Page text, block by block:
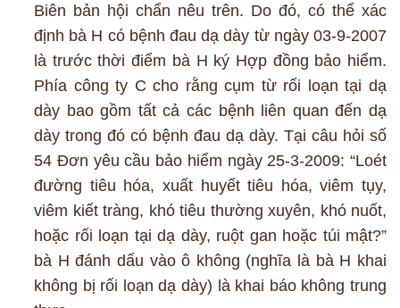
Biên bản hội chẩn nêu trên. Do đó, có thể xác
định bà H có bệnh đau dạ dày từ ngày 03-9-2007
là trước thời điểm bà H ký Hợp đồng bảo hiểm.
Phía công ty C cho rằng cụm từ rối loạn tại dạ
dày bao gồm tất cả các bệnh liên quan đến dạ
dày trong đó có bệnh đau dạ dày. Tại câu hỏi số
54 Đơn yêu cầu bảo hiểm ngày 25-3-2009: “Loét
đường tiêu hóa, xuất huyết tiêu hóa, viêm tụy,
viêm kiết tràng, khó tiêu thường xuyên, khó nuốt,
hoặc rối loạn tại dạ dày, ruột gan hoặc túi mật?”
bà H đánh dấu vào ô không (nghĩa là bà H khai
không bị rối loạn dạ dày) là khai báo không trung